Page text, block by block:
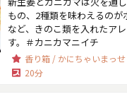
もの、2種類を味わえるのが
など、きのこ類を入れたア
す。＃カニカマニイチ
香り箱 / かにちゃいまっせ
20分